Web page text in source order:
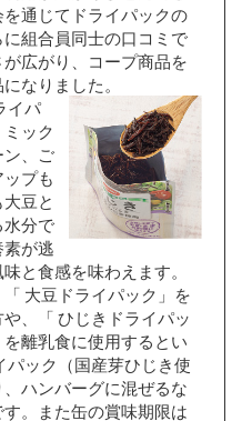
通じてドライパックの
組合員同士の口コミで
広がり、コープ商品を
なりました。
イパ
ック
ン、ご
プも
豆と
分で
が逃
と食感を味わえます。
大豆ドライパック」を
、「ひじきドライパッ
離乳食に使用するとい
パック（国産芽ひじき使
ハンバーグに混ぜるな
。また缶の賞味期限は